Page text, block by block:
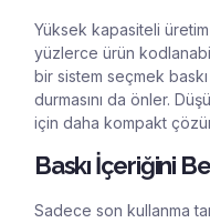
Yüksek kapasiteli
yüzlerce ürün
bir sistem seçmek
durmasını da önler.
için daha kompakt
Baskı İçeriğini
Sadece son kullanma